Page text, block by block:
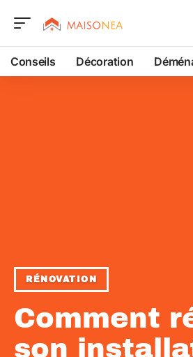
Conseils Décoration
RÉNOVATION
Comment
son